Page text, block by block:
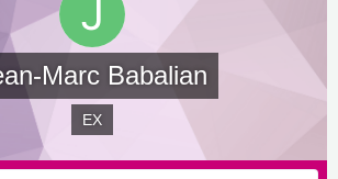
Marc Babalian
EX